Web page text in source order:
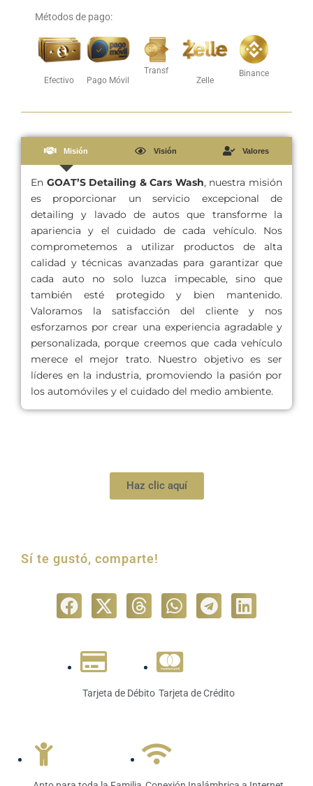
Métodos de pago:
Efectivo Pago Móvil
Transf
Zelle
Binance
Misión Visión Valores
En GOAT’S Detailing & Cars Wash, nuestra misión
es proporcionar un servicio excepcional de
detailing y lavado de autos que transforme la
apariencia y el cuidado de cada vehículo. Nos
comprometemos a utilizar productos de alta
calidad y técnicas avanzadas para garantizar que
cada auto no solo luzca impecable, sino que
también esté protegido y bien mantenido.
Valoramos la satisfacción del cliente y nos
esforzamos por crear una experiencia agradable y
personalizada, porque creemos que cada vehículo
merece el mejor trato. Nuestro objetivo es ser
líderes en la industria, promoviendo la pasión por
los automóviles y el cuidado del medio ambiente.
Haz clic aquí
Sí te gustó, comparte!
Tarjeta de Débito Tarjeta de Crédito